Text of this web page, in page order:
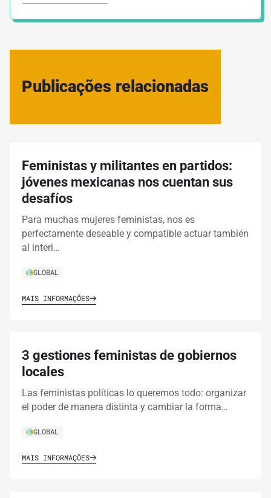
Publicações relacionadas
Feministas y militantes en partidos:
jóvenes mexicanas nos cuentan sus
desafíos
Para muchas mujeres feministas, nos es
perfectamente deseable y compatible actuar también
al interi…
GLOBAL
MAIS INFORMAÇÕES
3 gestiones feministas de gobiernos
locales
Las feministas políticas lo queremos todo: organizar
el poder de manera distinta y cambiar la forma…
GLOBAL
MAIS INFORMAÇÕES